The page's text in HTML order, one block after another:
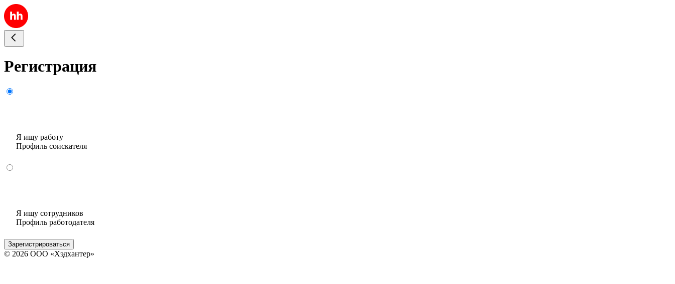
Регистрация
Я ищу работу
Профиль соискателя
Я ищу сотрудников
Профиль работодателя
Зарегистрироваться
© 2026 ООО «Хэдхантер»